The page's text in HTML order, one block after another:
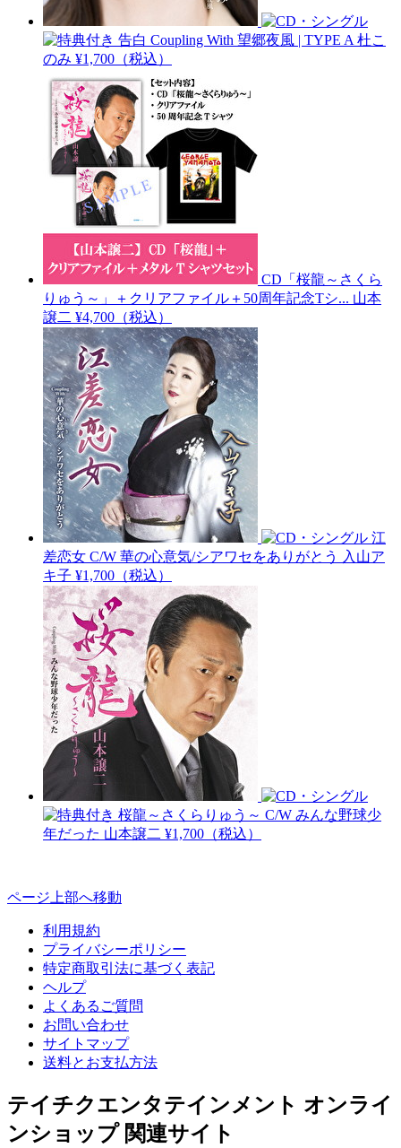
告白 Coupling With 望郷夜風 | TYPE A 杜こ
のみ ¥1,700（税込）
CD「桜龍～さくら
りゅう～」＋クリアファイル＋50周年記念Tシ... 山本
譲二 ¥4,700（税込）
江
差恋女 C/W 華の心意気/シアワセをありがとう
入山ア
キ子 ¥1,700（税込）
桜龍～さくらりゅう～ C/W みんな野球少
年だった 山本譲二 ¥1,700（税込）
ページ上部へ移動
利用規約
プライバシーポリシー
特定商取引法に基づく表記
ヘルプ
よくあるご質問
お問い合わせ
サイトマップ
送料とお支払方法
テイチクエンタテインメント オンライ
ンショップ 関連サイト